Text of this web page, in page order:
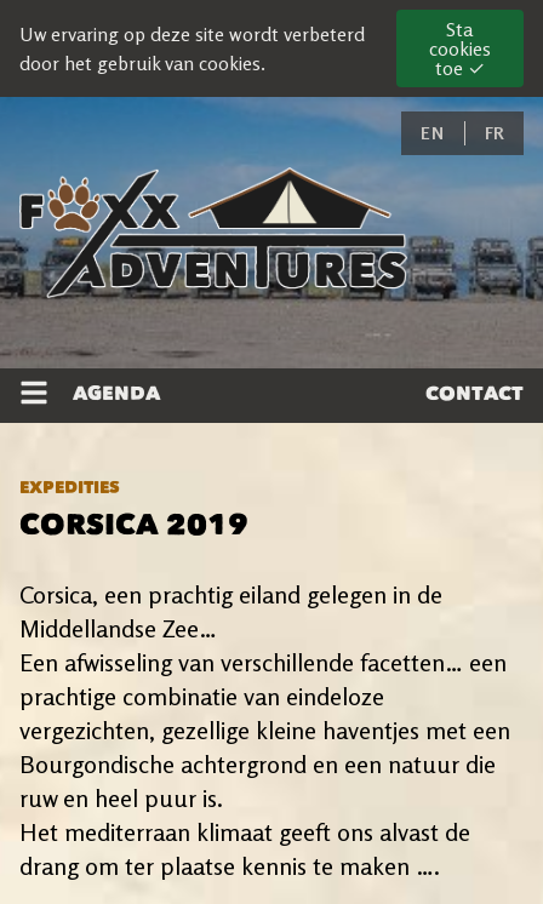
Uw ervaring op deze site wordt verbeterd
door het gebruik van cookies.
Sta
cookies
toe ✓
EN FR
AGENDA CONTACT
EXPEDITIES
CORSICA 2019
Corsica, een prachtig eiland gelegen in de
Middellandse Zee…
Een afwisseling van verschillende facetten… een
prachtige combinatie van eindeloze
vergezichten, gezellige kleine haventjes met een
Bourgondische achtergrond en een natuur die
ruw en heel puur is.
Het mediterraan klimaat geeft ons alvast de
drang om ter plaatse kennis te maken ….